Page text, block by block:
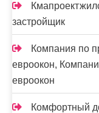
застройщик
Компания по
евроокон,
евроокон
Комфортный